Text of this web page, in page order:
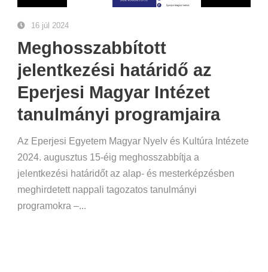
16 júl 2024
Meghosszabbított
jelentkezési határidő az
Eperjesi Magyar Intézet
tanulmányi programjaira
Az Eperjesi Egyetem Magyar Nyelv és Kultúra Intézete
2024. augusztus 15-éig meghosszabbítja a
jelentkezési határidőt az alap- és mesterképzésben
meghirdetett nappali tagozatos tanulmányi
programokra –...